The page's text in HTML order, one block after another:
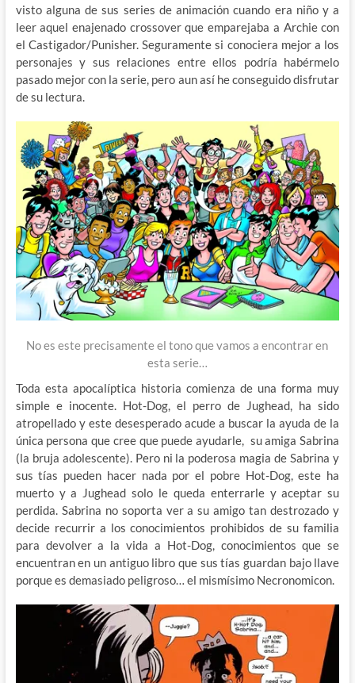
visto alguna de sus series de animación cuando era niño y a
leer aquel enajenado crossover que emparejaba a Archie con
el Castigador/Punisher. Seguramente si conociera mejor a los
personajes y sus relaciones entre ellos podría habérmelo
pasado mejor con la serie, pero aun así he conseguido disfrutar
de su lectura.
No es este precisamente el tono que vamos a encontrar en
esta serie…
Toda esta apocalíptica historia comienza de una forma muy
simple e inocente. Hot-Dog, el perro de Jughead, ha sido
atropellado y este desesperado acude a buscar la ayuda de la
única persona que cree que puede ayudarle, su amiga Sabrina
(la bruja adolescente). Pero ni la poderosa magia de Sabrina y
sus tías pueden hacer nada por el pobre Hot-Dog, este ha
muerto y a Jughead solo le queda enterrarle y aceptar su
perdida. Sabrina no soporta ver a su amigo tan destrozado y
decide recurrir a los conocimientos prohibidos de su familia
para devolver a la vida a Hot-Dog, conocimientos que se
encuentran en un antiguo libro que sus tías guardan bajo llave
porque es demasiado peligroso… el mismísimo Necronomicon.